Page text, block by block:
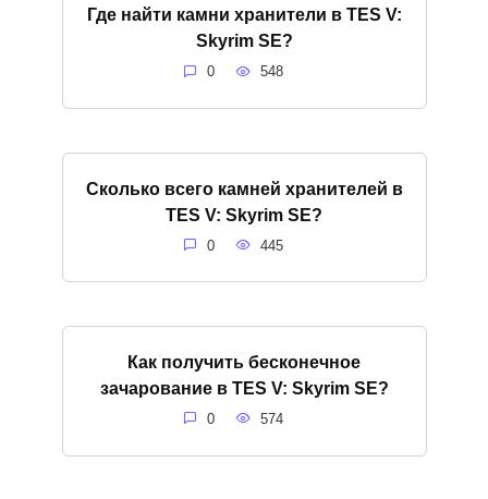
Где найти камни хранители в TES V:
Skyrim SE?
0 548
Сколько всего камней хранителей в
TES V: Skyrim SE?
0 445
Как получить бесконечное
зачарование в TES V: Skyrim SE?
0 574